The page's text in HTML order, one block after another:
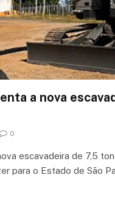
a nova
0
escavadeira de 7,5
para o Estado de São